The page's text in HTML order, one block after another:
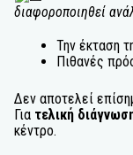
διαφοροποιηθεί
Την έκταση
Πιθανές
Δεν αποτελεί
Για τελική
κέντρο.